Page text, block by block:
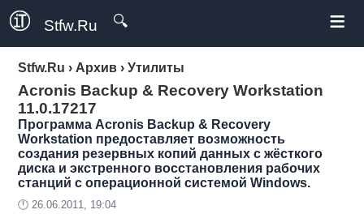
Stfw.Ru 🔍 ≡
Stfw.Ru › Архив ›Утилиты
Acronis Backup & Recovery Workstation
11.0.17217
Программа Acronis Backup & Recovery
Workstation предоставляет возможность
создания резервных копий данных с жёсткого
диска и экстренного восстановления рабочих
станций с операционной системой Windows.
🕛 26.06.2011, 19:04